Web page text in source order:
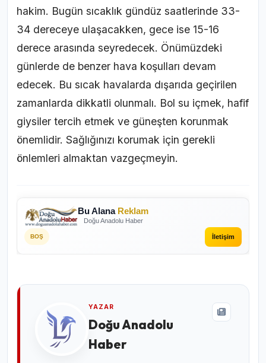
hakim. Bugün sıcaklık gündüz saatlerinde 33-
34 dereceye ulaşacakken, gece ise 15-16
derece arasında seyredecek. Önümüzdeki
günlerde de benzer hava koşulları devam
edecek. Bu sıcak havalarda dışarıda geçirilen
zamanlarda dikkatli olunmalı. Bol su içmek, hafif
giysiler tercih etmek ve güneşten korunmak
önemlidir. Sağlığınızı korumak için gerekli
önlemleri almaktan vazgeçmeyin.
Bu Alana Reklam
Doğu Anadolu Haber
BOŞ İletişim
YAZAR
Doğu Anadolu
Haber